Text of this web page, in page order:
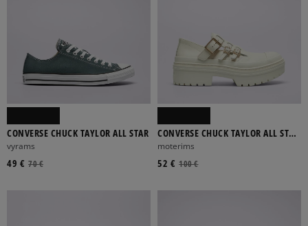
CONVERSE CHUCK TAYLOR ALL STAR
vyrams
70 €
49 €
CONVERSE CHUCK TAYLOR ALL STAR
LUGGED HEEL MJ
moterims
100 €
52 €